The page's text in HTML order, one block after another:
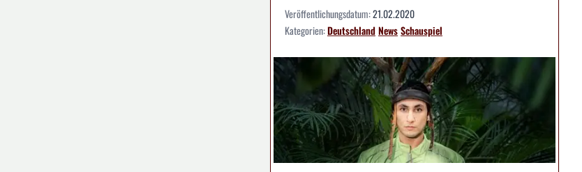
Veröffentlichungsdatum:21.02.2020
Kategorien:DeutschlandNewsSchauspiel